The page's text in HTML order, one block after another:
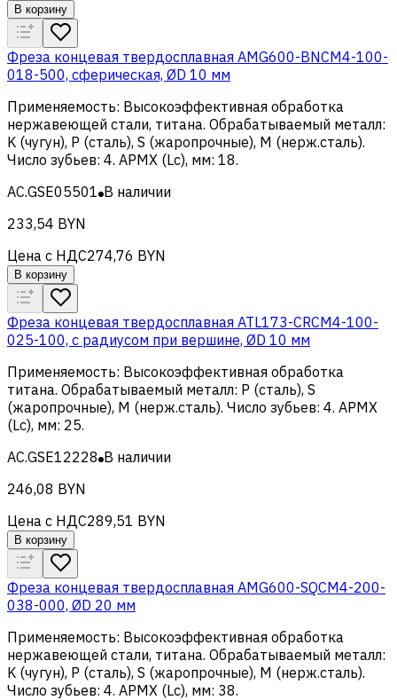
В корзину
Фреза концевая твердосплавная AMG600-BNCM4-100-
018-500, сферическая, ØD 10 мм
Применяемость: Высокоэффективная обработка
нержавеющей стали, титана. Обрабатываемый металл:
K (чугун), Р (сталь), S (жаропрочные), M (нерж.сталь).
Число зубьев: 4. APMX (Lc), мм: 18.
AC.GSE05501 В наличии
233,54 BYN
Цена с НДС274,76 BYN
В корзину
Фреза концевая твердосплавная ATL173-CRCM4-100-
025-100, с радиусом при вершине, ØD 10 мм
Применяемость: Высокоэффективная обработка
титана. Обрабатываемый металл: Р (сталь), S
(жаропрочные), M (нерж.сталь). Число зубьев: 4. APMX
(Lc), мм: 25.
AC.GSE12228 В наличии
246,08 BYN
Цена с НДС289,51 BYN
В корзину
Фреза концевая твердосплавная AMG600-SQCM4-200-
038-000, ØD 20 мм
Применяемость: Высокоэффективная обработка
нержавеющей стали, титана. Обрабатываемый металл:
K (чугун), Р (сталь), S (жаропрочные), M (нерж.сталь).
Число зубьев: 4. APMX (Lc), мм: 38.